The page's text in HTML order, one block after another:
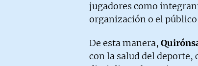
jugadores como
organización o el
De esta manera,
con la salud del deporte,